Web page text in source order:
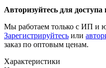
Авторизуйтесь для
Мы работаем только с ИП и
Зарегистрируйтесь или
заказ по оптовым ценам.
Характеристики